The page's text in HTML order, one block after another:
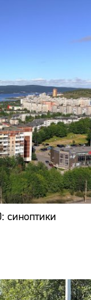
синоптики